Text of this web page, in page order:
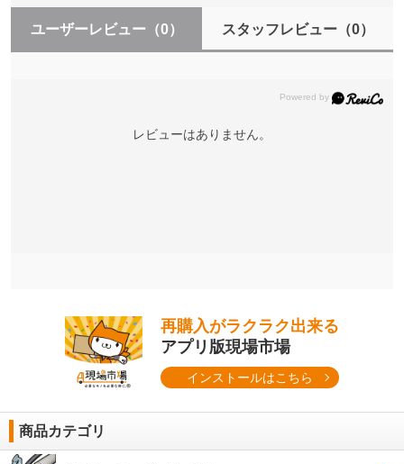
ユーザーレビュー （0） スタッフレビュー（0）
レビューはありません。
再購入がラクラク出来る
アプリ版現場市場
インストールはこちら
商品カテゴリ